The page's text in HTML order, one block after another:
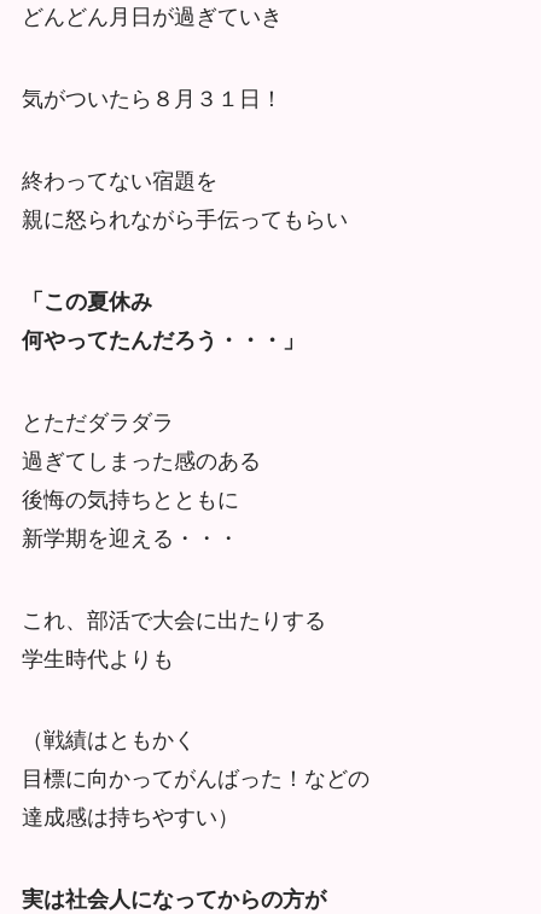
どんどん月日が過ぎていき
気がついたら８月３１日！
終わってない宿題を
親に怒られながら手伝ってもらい
「この夏休み
何やってたんだろう・・・」
とただダラダラ
過ぎてしまった感のある
後悔の気持ちとともに
新学期を迎える・・・
これ、部活で大会に出たりする
学生時代よりも
（戦績はともかく
目標に向かってがんばった！などの
達成感は持ちやすい）
実は社会人になってからの方が